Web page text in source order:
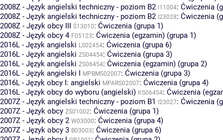
2008Z - Język angielski techniczny - poziom B2 I11004: Ćwiczenia
2008Z - Język angielski techniczny - poziom B2 I23028: Ćwiczenia
2008Z - Język obcy III Ś13010: Ćwiczenia (grupa 1)
2008Z - Język obcy 4 F05123: Ćwiczenia (egzamin) (grupa 1)
2016L - Język angielski LS02454: Ćwiczenia (grupa 6)
2016L - Język angielski ZS04454: Ćwiczenia (grupa 3)
2016L - Język angielski ZS06454: Ćwiczenia (egzamin) (grupa 2)
2016L - Język angielski I MPBMS02007: Ćwiczenia (grupa 3)
2016L - Język obcy I: angielski MPARS02007: Ćwiczenia (grupa 4)
2016L - Język obcy do wyboru (angielski) KS06454: Ćwiczenia
2007Z - Język angielski techniczny - poziom B1 I23027: Ćwiczenia
2007Z - Język obcy ZS01002: Ćwiczenia (grupa 1)
2007Z - Język obcy 2 W03000: Ćwiczenia (grupa 4)
2007Z - Język obcy 3 B03003: Ćwiczenia (grupa 6)